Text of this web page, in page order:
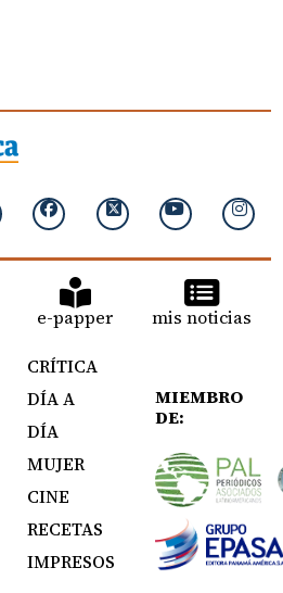
e-papper mis noticias
CRÍTICA
DÍA A
DÍA
MUJER
CINE
RECETAS
IMPRESOS
MIEMBRO
DE: